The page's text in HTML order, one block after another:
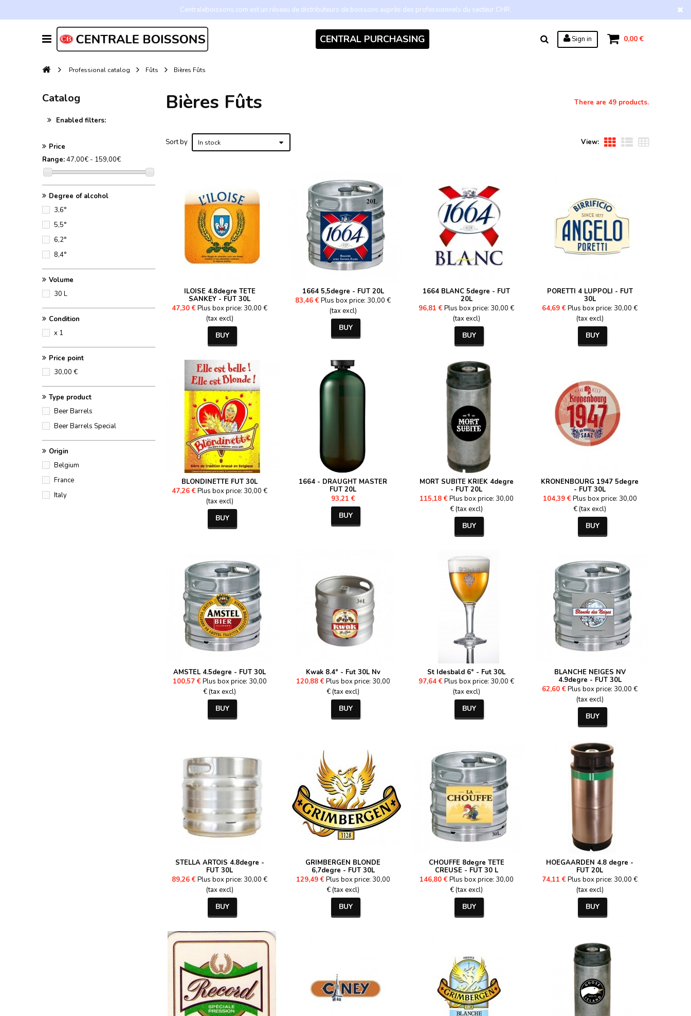
Centraleboissons.com est un réseau de distributeurs de boissons auprès des professionnels du secteur CHR.
0,00 €
Sign in
CENTRAL PURCHASING
Professional catalog Fûts Bières Fûts
Catalog
Enabled filters:
Price
Range:47,00€ - 159,00€
Degree of alcohol
3,6°
5,5°
6,2°
8,4°
Volume
30 L
Condition
x 1
Price point
30,00 €
Type product
Beer Barrels
Beer Barrels Special
Origin
Belgium
France
Italy
Bières Fûts There are 49 products.
View:
Sort by In stock
ILOISE 4.8degre TETE
SANKEY - FUT 30L
47,30 €Plus box price: 30,00 €
(tax excl)
BUY
1664 5,5degre - FUT 20L
83,46 €Plus box price: 30,00 €
(tax excl)
BUY
1664 BLANC 5degre - FUT
20L
96,81 €Plus box price: 30,00 €
(tax excl)
BUY
PORETTI 4 LUPPOLI - FUT
30L
64,69 €Plus box price: 30,00 €
(tax excl)
BUY
BLONDINETTE FUT 30L
47,26 €Plus box price: 30,00 €
(tax excl)
BUY
1664 - DRAUGHT MASTER
FUT 20L
93,21 €
BUY
MORT SUBITE KRIEK 4degre
- FUT 20L
115,18 €Plus box price: 30,00
€ (tax excl)
BUY
KRONENBOURG 1947 5degre
- FUT 30L
104,39 €Plus box price: 30,00
€ (tax excl)
BUY
AMSTEL 4.5degre - FUT 30L
100,57 €Plus box price: 30,00
€ (tax excl)
BUY
Kwak 8.4° - Fut 30L Nv
120,88 €Plus box price: 30,00
€ (tax excl)
BUY
St Idesbald 6° - Fut 30L
97,64 €Plus box price: 30,00 €
(tax excl)
BUY
BLANCHE NEIGES NV
4.9degre - FUT 30L
62,60 €Plus box price: 30,00 €
(tax excl)
BUY
STELLA ARTOIS 4.8degre -
FUT 30L
89,26 €Plus box price: 30,00 €
(tax excl)
BUY
GRIMBERGEN BLONDE
6,7degre - FUT 30L
129,49 €Plus box price: 30,00
€ (tax excl)
BUY
CHOUFFE 8degre TETE
CREUSE - FUT 30 L
146,80 €Plus box price: 30,00
€ (tax excl)
BUY
HOEGAARDEN 4.8 degre -
FUT 20L
74,11 €Plus box price: 30,00 €
(tax excl)
BUY